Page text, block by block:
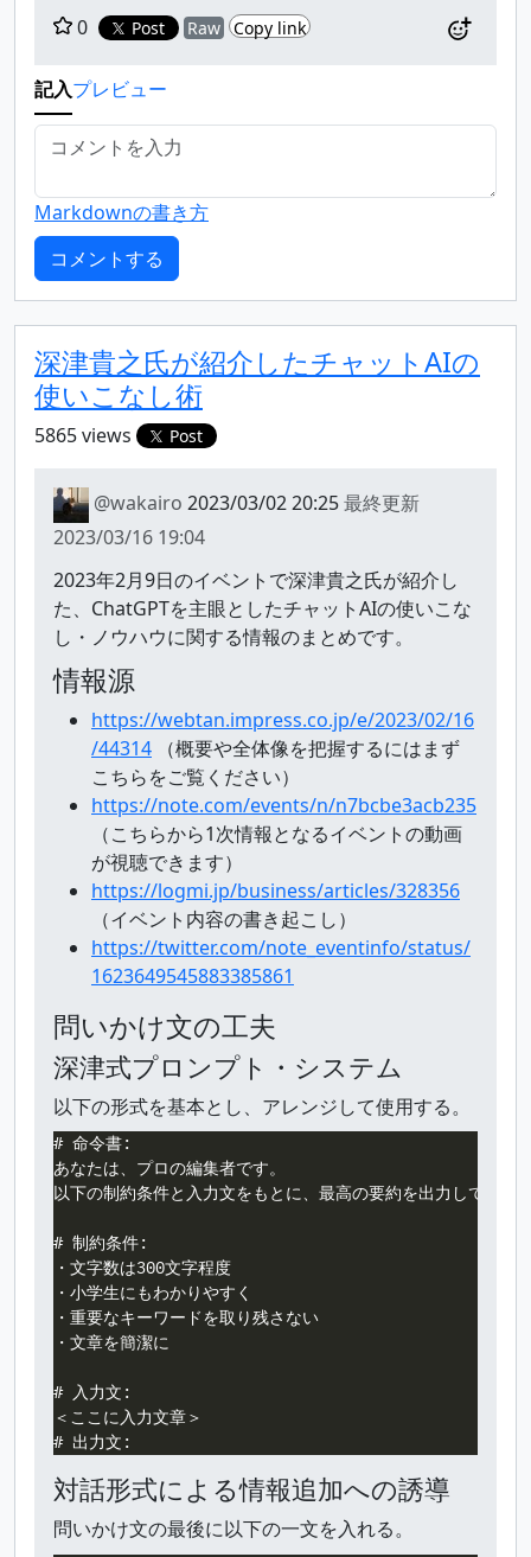
0
Post Raw Copy link
記入プレビュー
Markdownの書き方
深津貴之氏が紹介したチャットAIの
使いこなし術
5865 views Post
@wakairo 2023/03/02 20:25最終更新
2023/03/16 19:04
2023年2月9日のイベントで深津貴之氏が紹介し
た、ChatGPTを主眼としたチャットAIの使いこな
し・ノウハウに関する情報のまとめです。
情報源
https://webtan.impress.co.jp/e/2023/02/16
/44314 （概要や全体像を把握するにはまず
こちらをご覧ください）
https://note.com/events/n/n7bcbe3acb235
（こちらから1次情報となるイベントの動画
が視聴できます）
https://logmi.jp/business/articles/328356
（イベント内容の書き起こし）
https://twitter.com/note_eventinfo/status/
1623649545883385861
問いかけ文の工夫
深津式プロンプト・システム
以下の形式を基本とし、アレンジして使用する。
# 命令書:
あなたは、プロの編集者です。
以下の制約条件と入力文をもとに、最高の要約を出力してくだ
# 制約条件:
・文字数は300文字程度
・小学生にもわかりやすく
・重要なキーワードを取り残さない
・文章を簡潔に
# 入力文:
＜ここに入力文章＞
対話形式による情報追加への誘導
問いかけ文の最後に以下の一文を入れる。